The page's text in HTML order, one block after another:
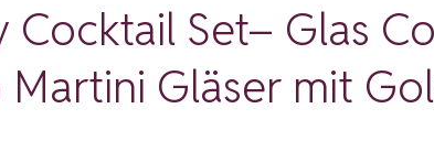
Cocktail Set– Glas
Martini Gläser mit